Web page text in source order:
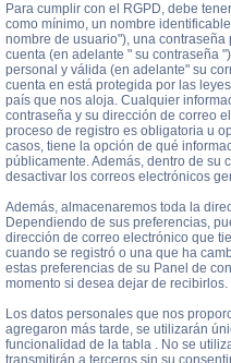
Para cumplir con el RGPD, debe
como mínimo, un nombre
nombre de usuario"), una
cuenta (en adelante " su contraseña
personal y válida (en adelante" su
cuenta en está protegida por las
país que nos aloja. Cualquier
contraseña y su dirección de correo
proceso de registro es obligatoria u
casos, tiene la opción de qué
públicamente. Además, dentro de su
desactivar los correos electrónicos
Además, almacenaremos toda la
Dependiendo de sus preferencias,
dirección de correo electrónico que
cuando se registró o una que ha
estas preferencias de su Panel de
momento si desea dejar de recibirlos.
Los datos personales que nos
agregaron más tarde, se utilizarán
funcionalidad de la tabla . No se
transmitirán a terceros sin su